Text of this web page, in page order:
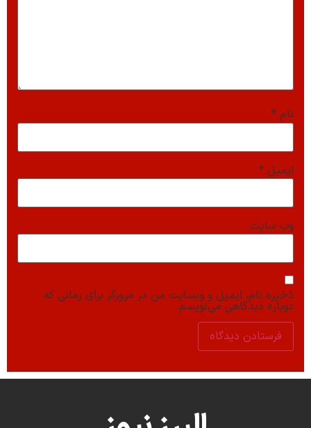
نام *
ایمیل *
وب‌ سایت
ذخیره نام، ایمیل و وبسایت من در مرورگر برای زمانی که
دوباره دیدگاهی می‌نویسم.